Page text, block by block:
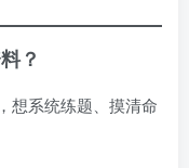
？
想系统练题、摸清命